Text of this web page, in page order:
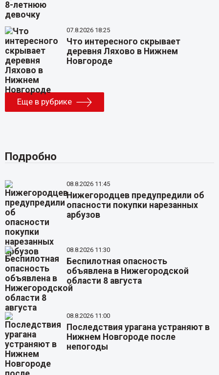
07.8.2026 18:25
Что интересного скрывает
деревня Ляхово в Нижнем
Новгороде
Еще в рубрике
Подробно
08.8.2026 11:45
Нижегородцев предупредили об
опасности покупки нарезанных
арбузов
08.8.2026 11:30
Беспилотная опасность
объявлена в Нижегородской
области 8 августа
08.8.2026 11:00
Последствия урагана устраняют в
Нижнем Новгороде после
непогоды